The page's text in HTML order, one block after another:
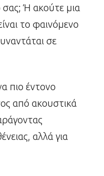
σας; Ή ακούτε μια
το φαινόμενο
σε
πιο έντονο
από ακουστικά
αλλά για